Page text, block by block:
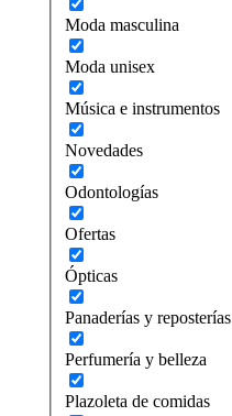
Moda masculina
Moda unisex
Música e instrumentos
Novedades
Odontologías
Ofertas
Ópticas
Panaderías y reposterías
Perfumería y belleza
Plazoleta de comidas